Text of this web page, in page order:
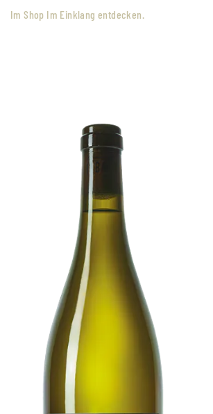
Im Shop Im Einklang entdecken.